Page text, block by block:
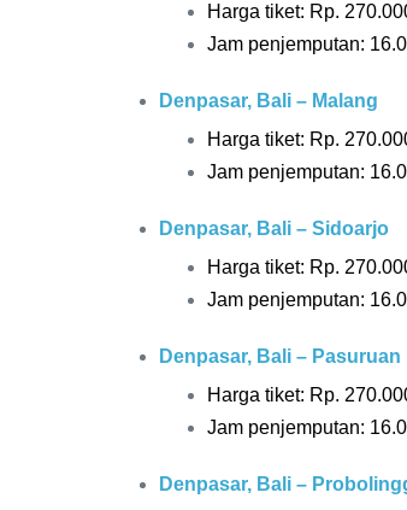
Harga tiket: Rp.
Jam penjemputan:
Denpasar, Bali – Malang
Harga tiket: Rp.
Jam penjemputan:
Denpasar, Bali – Sidoarjo
Harga tiket: Rp.
Jam penjemputan:
Denpasar, Bali – Pasuruan
Harga tiket: Rp.
Jam penjemputan:
Denpasar, Bali –